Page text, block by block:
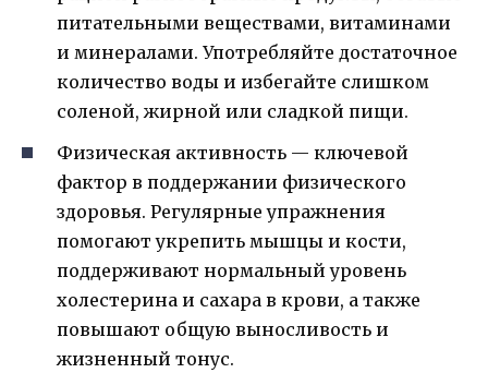
питательными веществами, витаминами
и минералами. Употребляйте достаточное
количество воды и избегайте слишком
соленой, жирной или сладкой пищи.
Физическая активность — ключевой
фактор в поддержании физического
здоровья. Регулярные упражнения
помогают укрепить мышцы и кости,
поддерживают нормальный уровень
холестерина и сахара в крови, а также
повышают общую выносливость и
жизненный тонус.